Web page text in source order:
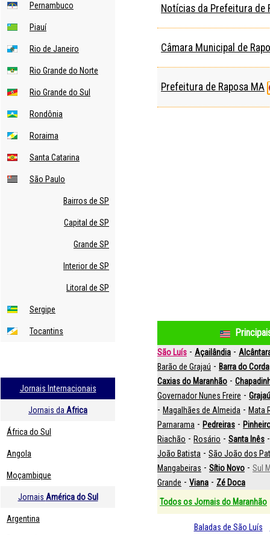
Pernambuco
Piauí
Rio de Janeiro
Rio Grande do Norte
Rio Grande do Sul
Rondônia
Roraima
Santa Catarina
São Paulo
Bairros de SP
Capital de SP
Grande SP
Interior de SP
Litoral de SP
Sergipe
Tocantins
Jornais Internacionais
Jornais da Africa
África do Sul
Angola
Moçambique
Jornais América do Sul
Argentina
Notícias da Prefeitura de
Câmara Municipal de
Prefeitura de Raposa MA
São Luís - Açailândia -
Barão de Grajaú - Barra do Corda
Caxias do Maranhão -
Governador Nunes Freire - Grajaú
- Magalhães de Almeida - Mata
Parnarama - Pedreiras -
Riachão - Rosário - Santa Inês
João Batista - São João dos
Mangabeiras - Sítio Novo - Sul
Grande - Viana - Zé Doca
Todos os Jornais do Maranhão
Baladas de São Luís